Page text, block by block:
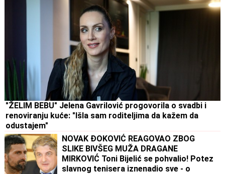
"ŽELIM BEBU" Jelena Gavrilović progovorila o svadbi i
renoviranju kuće: "Išla sam roditeljima da kažem da
odustajem"
NOVAK ĐOKOVIĆ REAGOVAO ZBOG
SLIKE BIVŠEG MUŽA DRAGANE
MIRKOVIĆ Toni Bijelić se pohvalio! Potez
slavnog tenisera iznenadio sve - o